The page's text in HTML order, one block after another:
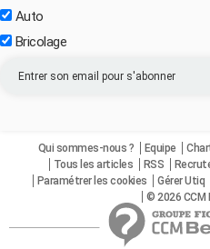
Auto
Bricolage
Qui sommes-nous ? Equipe
Tous les articles
RSS
Paramétrer les cookies
Gérer Utiq
© 2026 CCM